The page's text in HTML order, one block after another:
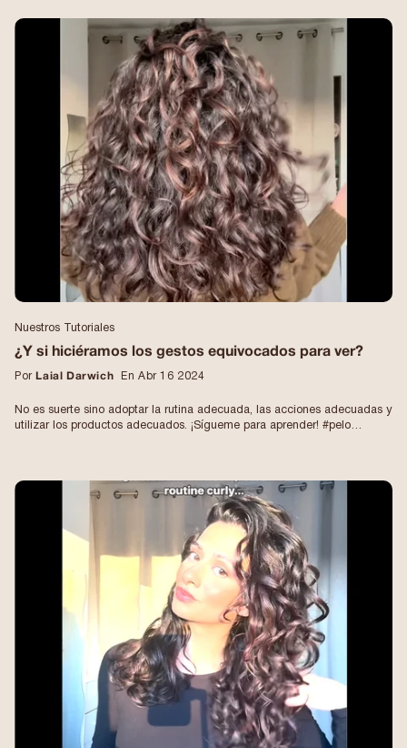
en el cabello (responsable del encrespamiento y la hinchazón). •
después de aplicar tu gel para el cabello favorito, aplica una capa de
gel de aloe, actuará como una barrera protectora contra la hinchazón y
el frizz y hará que tu definición dure más. • Utiliza aceite de brócoli
como aceite de acabado, es uno de los más eficaces contra el frizz. Es
mi aliado para el invierno y las estaciones húmedas. ¡También funciona
para cabello liso! Comparte este video con alguien que esté pasando
por este problema capilar porque le está cambiando la vida o mejor
dicho el invierno 😅🌹 #rizos #antifrizz #cuidadodelcabellonatural
#consejosparaelcuidadodelcabello #puntasrizadas
Nuestros Tutoriales
¿Y si hiciéramos los gestos equivocados para ver?
Por Laial Darwich En Abr 16 2024
No es suerte sino adoptar la rutina adecuada, las acciones adecuadas y
utilizar los productos adecuados. ¡Sígueme para aprender! #pelo